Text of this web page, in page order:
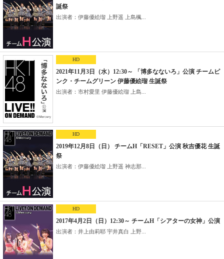
誕祭
出演者：伊藤優絵瑠 上野遥 上島楓...
HD
2021年11月3日（水）12:30～ 「博多なないろ」公演 チームピ
ンク・チームグリーン 伊藤優絵瑠 生誕祭
出演者：市村愛里 伊藤優絵瑠 上島...
HD
2019年12月8日（日） チームH「RESET」公演 秋吉優花 生誕
祭
出演者：伊藤優絵瑠 上野遥 神志那...
HD
2017年4月2日（日）12:30～ チームH「シアターの女神」公演
出演者：井上由莉耶 宇井真白 上野...